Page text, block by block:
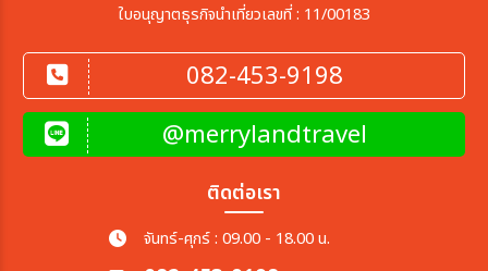
ใบอนุญาตธุรกิจนำเที่ยวเลขที่ : 11/00183
082-453-9198
@merrylandtravel
ติดต่อเรา
จันทร์-ศุกร์ : 09.00 - 18.00 น.